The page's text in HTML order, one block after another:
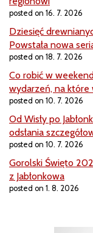
posted on 16. 7. 2026
Dziesięć
Powstała nowa
posted on 18. 7. 2026
Co robić w
wydarzeń, na które
posted on 10. 7. 2026
Od Wisły po
odsłania
posted on 10. 7. 2026
Gorolski Święto
z Jabłonkowa
posted on 1. 8. 2026